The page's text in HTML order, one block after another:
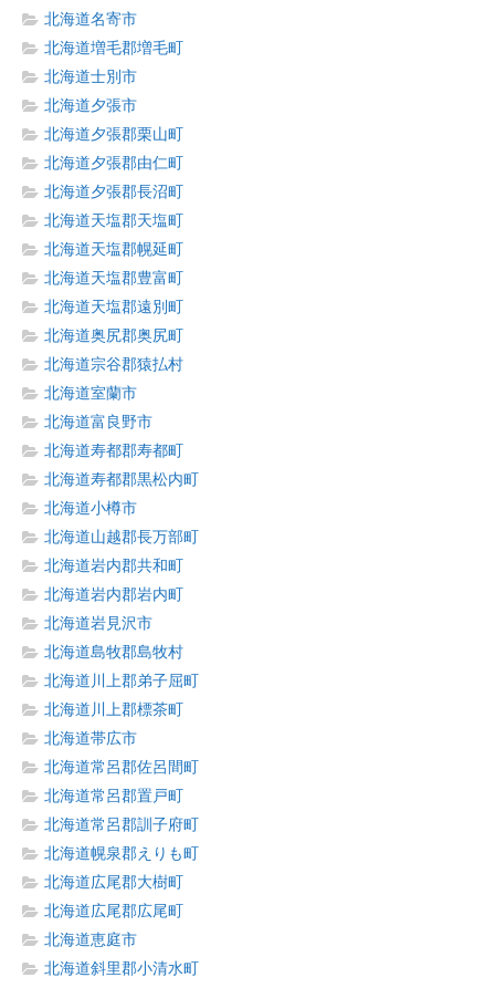
北海道名寄市
北海道増毛郡増毛町
北海道士別市
北海道夕張市
北海道夕張郡栗山町
北海道夕張郡由仁町
北海道夕張郡長沼町
北海道天塩郡天塩町
北海道天塩郡幌延町
北海道天塩郡豊富町
北海道天塩郡遠別町
北海道奥尻郡奥尻町
北海道宗谷郡猿払村
北海道室蘭市
北海道富良野市
北海道寿都郡寿都町
北海道寿都郡黒松内町
北海道小樽市
北海道山越郡長万部町
北海道岩内郡共和町
北海道岩内郡岩内町
北海道岩見沢市
北海道島牧郡島牧村
北海道川上郡弟子屈町
北海道川上郡標茶町
北海道帯広市
北海道常呂郡佐呂間町
北海道常呂郡置戸町
北海道常呂郡訓子府町
北海道幌泉郡えりも町
北海道広尾郡大樹町
北海道広尾郡広尾町
北海道恵庭市
北海道斜里郡小清水町